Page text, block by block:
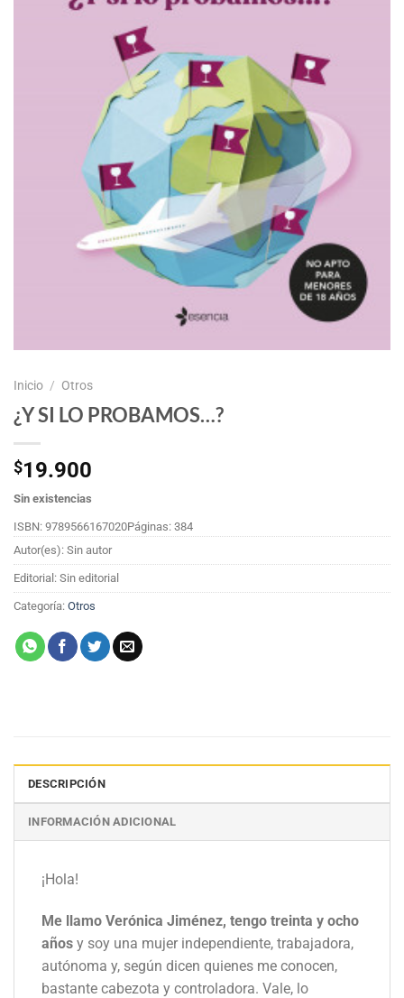
Inicio / Otros
¿Y SI LO PROBAMOS…?
$19.900
Sin existencias
ISBN: 9789566167020Páginas: 384
Autor(es): Sin autor
Editorial: Sin editorial
Categoría: Otros
DESCRIPCIÓN
INFORMACIÓN ADICIONAL
¡Hola!
Me llamo Verónica Jiménez, tengo treinta y ocho
años y soy una mujer independiente, trabajadora,
autónoma y, según dicen quienes me conocen,
bastante cabezota y controladora. Vale, lo